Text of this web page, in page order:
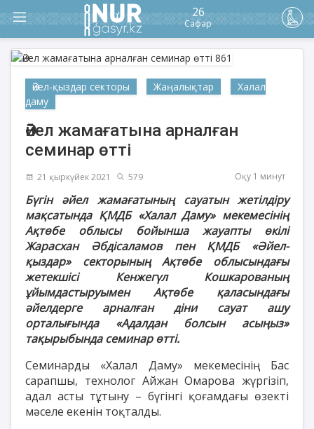
26
Сафар
Әйел-қыздар секторы Жаңалықтар
Халал
даму
Әйел жамағатына арналған
семинар өтті
21 қыркүйек 2021 579 Оқу 1 минут
Бүгін әйел жамағатының сауатын жетілдіру
мақсатында ҚМДБ «Халал Даму» мекемесінің
Ақтөбе облысы бойынша жауапты өкілі
Жарасхан Әбдісаламов пен ҚМДБ «Әйел-
қыздар» секторының Ақтөбе облысындағы
жетекшісі Кенжегүл Кошкарованың
ұйымдастыруымен Ақтөбе қаласындағы
әйелдерге арналған діни сауат ашу
орталығында «Адалдан болсын асыңыз»
тақырыбында семинар өтті.
Семинарды «Халал Даму» мекемесінің Бас
сарапшы, технолог Айжан Омарова жүргізіп,
адал асты тұтыну – бүгінгі қоғамдағы өзекті
мәселе екенін тоқталды.